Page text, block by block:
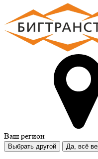
Ваш регион
Выбрать другой Да, всё